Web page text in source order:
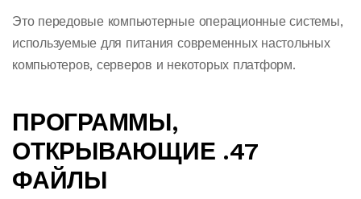
Это передовые компьютерные операционные системы,
используемые для питания современных настольных
компьютеров, серверов и некоторых платформ.
ПРОГРАММЫ,
ОТКРЫВАЮЩИЕ .47
ФАЙЛЫ